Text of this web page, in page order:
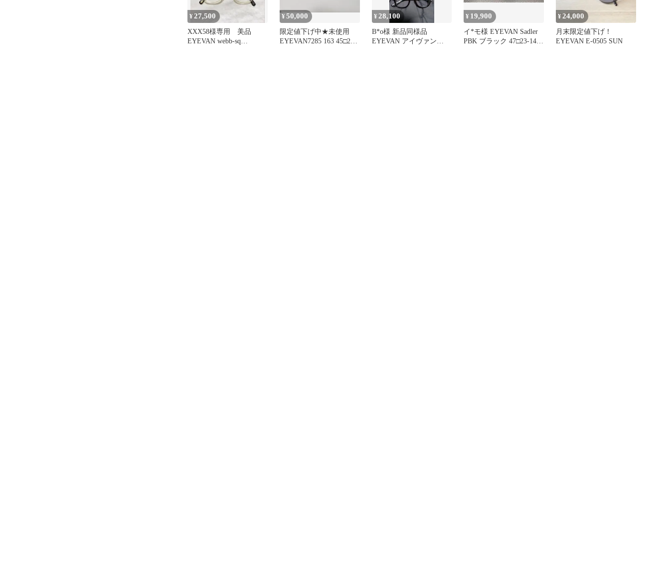
¥27,500
XXX58様専用 美品
EYEVAN webb-sq
¥50,000
限定値下げ中★未使用
EYEVAN7285 163 45□23
¥ 28,100
B*o様 新品同様品
EYEVAN アイヴァン
¥ 19,900
イ*モ様 EYEVAN Sadler
PBK ブラック 47□23-145
¥24,000
月末限定値下げ！
EYEVAN E-0505 SUN